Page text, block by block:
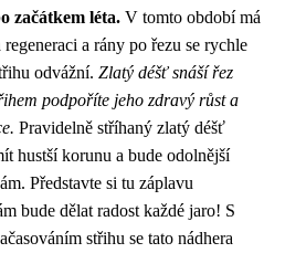
začátkem léta. V tomto období má
a rány po řezu se rychle
odvážní. Zlatý déšť snáší řez
podpoříte jeho zdravý růst a
Pravidelně stříhaný zlatý déšť
hustší korunu a bude odolnější
Představte si tu záplavu
bude dělat radost každé jaro! S
střihu se tato nádhera